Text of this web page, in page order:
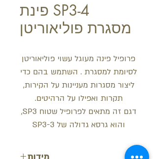
SP3-4 פינת
מסגרת פוליאוריטן
פרופיל פינה מעוגל עשוי פוליאוריטן
לסיומת למסגרת . השתמש בהם כדי
ליצור מסגרות מעניינות על הקירות,
תקרות ואפילו על הרהיטים.
דגם זה מתאים לפרופיל שטוח SP3,
והוא גרסא גדולה של SP3-3